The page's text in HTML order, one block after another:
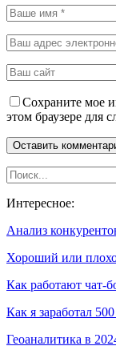
Сохраните мое
этом браузере для
Интересное:
Анализ
Хороший или
Как работают чат-
Как я заработал
Геоаналитика в